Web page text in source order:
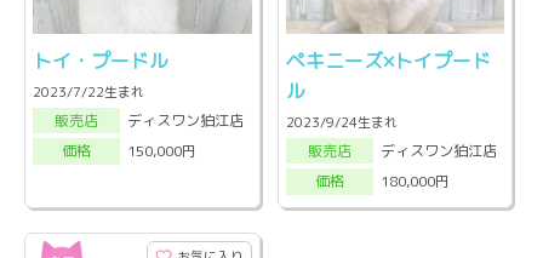
トイ・プードル
2023/7/22生まれ
販売店
ディスワン狛江店
価格
150,000円
ペキニーズ×トイプード
ル
2023/9/24生まれ
販売店
ディスワン狛江店
価格
180,000円